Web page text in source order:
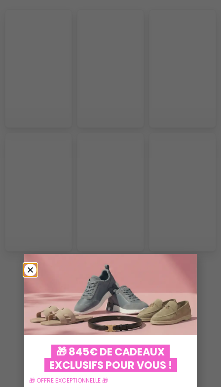
VOIR PLUS
Ils parlent de nous
🎁 845€ DE CADEAUX
EXCLUSIFS POUR VOUS !
🎁 OFFRE EXCEPTIONNELLE 🎁